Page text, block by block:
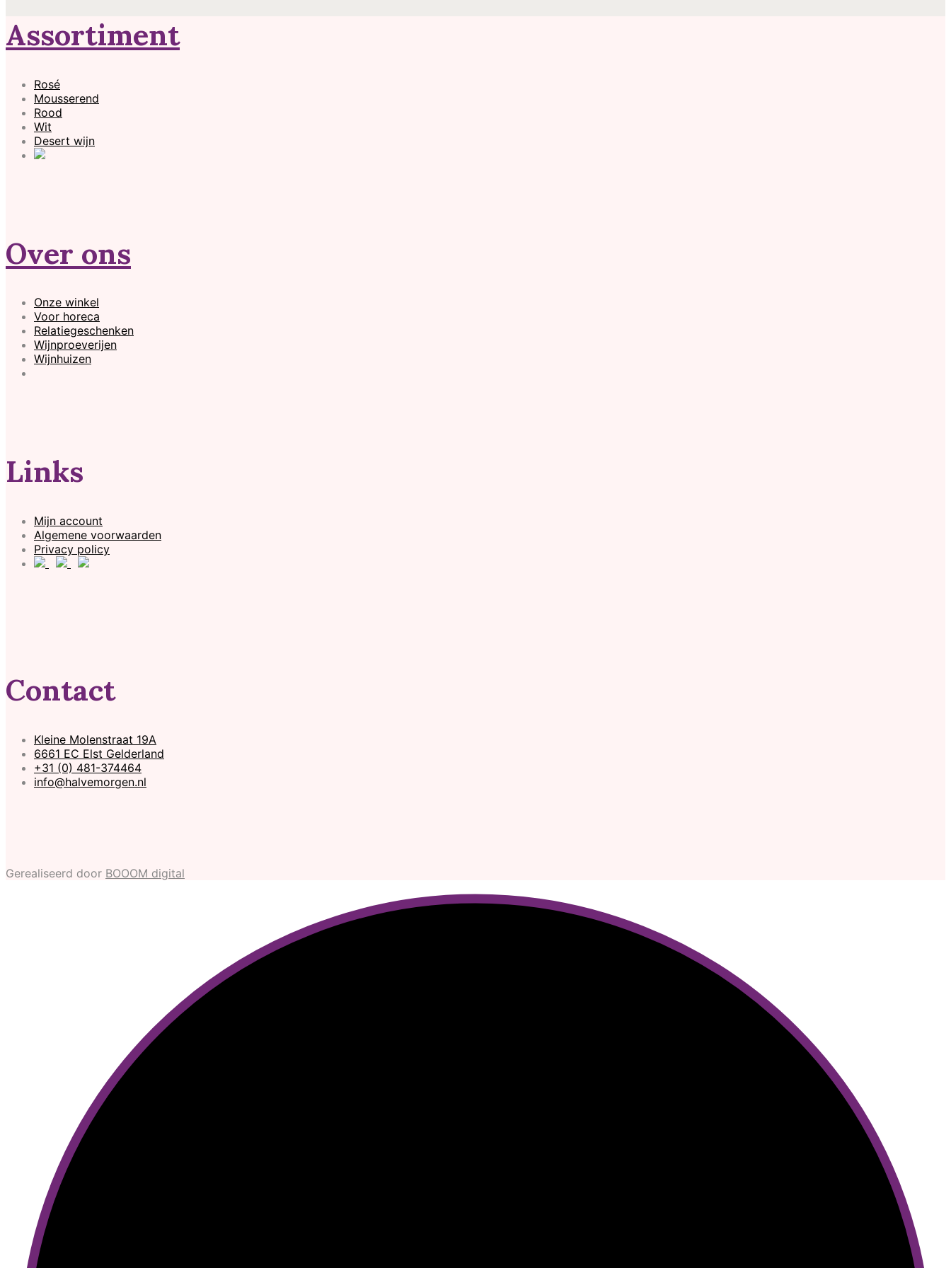
Assortiment
Rosé
Mousserend
Rood
Wit
Desert wijn
Over ons
Onze winkel
Voor horeca
Relatiegeschenken
Wijnproeverijen
Wijnhuizen
Links
Mijn account
Algemene voorwaarden
Privacy policy
Contact
Kleine Molenstraat 19A
6661 EC Elst Gelderland
+31 (0) 481-374464
info@halvemorgen.nl
Gerealiseerd door BOOOM digital